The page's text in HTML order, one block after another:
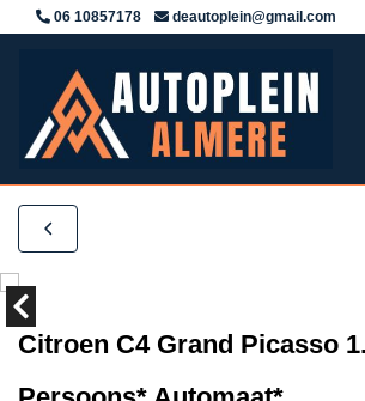
06 10857178 deautoplein@gmail.com
Citroen C4 Grand Picasso